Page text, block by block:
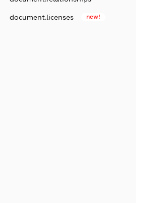
document.licenses new!